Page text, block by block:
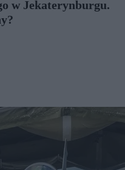
w Jekaterynburgu.